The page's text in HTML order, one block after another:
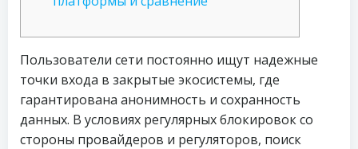
Пользователи сети постоянно ищут надежные
точки входа в закрытые экосистемы, где
гарантирована анонимность и сохранность
данных. В условиях регулярных блокировок со
стороны провайдеров и регуляторов, поиск